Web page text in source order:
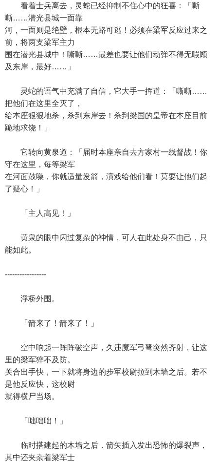
看着士兵离去，灵蛇已经抑制不住心中的狂喜：「嘶
嘶……潜光县城一面靠
河，一面则是绝壁，根本无路可逃！必须在梁军反应过来之
前，将两支梁军主力
围在潜光县城中！嘶嘶……最差也要让他们动弹不得无暇顾
及东岸，最好……」
灵蛇的语气中充满了自信，它大手一挥道：「嘶嘶……
把他们在这里全灭了，
给本座狠狠地杀，杀到东岸去！杀到梁国的皇帝在本座目前
跪地求饶！」
它转向黄泉道：「届时本座亲自去方家村一线督战！你
守在这里，每等梁军
在河面鼓噪，你就适量发箭，演戏给他们看！莫要让他们起
了疑心！」
「主人高见！」
黄泉的眼中闪过复杂的神情，可人在此处身不由己，只
能如此。
-----------------
浮桥外围。
「箭来了！箭来了！」
空中响起一阵阵破空声，久违魔军弓弩突然齐射，让这
里的梁军猝不及防。
关合出手快，一下就将身边的步军校尉拉到木墙之后。若不
是他反应快，这校尉
就得横尸当场。
「咄咄咄！」
临时搭建起的木墙之后，箭矢插入发出恐怖的爆裂声，
其中还夹杂着梁军士